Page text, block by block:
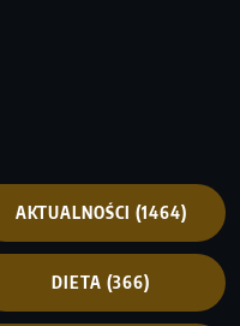
AKTUALNOŚCI (1464)
DIETA (366)